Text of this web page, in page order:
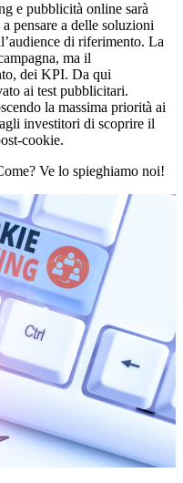
e pubblicità online sarà
pensare a delle soluzioni
di riferimento. La
ma il
dei KPI. Da qui
ai test pubblicitari.
la massima priorità ai
investitori di scoprire il
cookie.
Ve lo spieghiamo noi!